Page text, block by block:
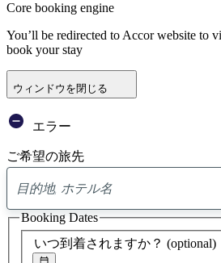
Core booking engine
You’ll be redirected to Accor website to
book your stay
ウィンドウを閉じる
エラー
ご希望の旅先
ア
ド
バ
イ
いつ到着されますか？ (optional)
Booking Dates